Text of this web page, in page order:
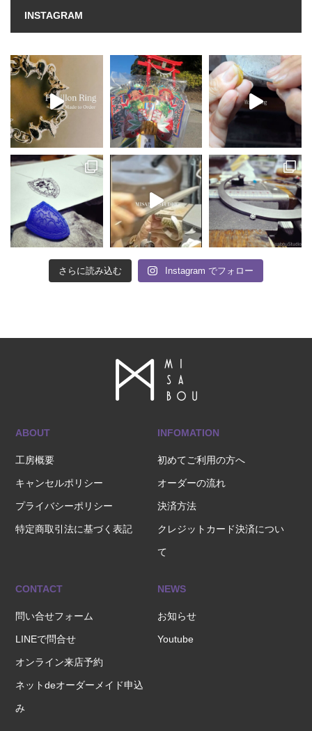
INSTAGRAM
さらに読み込む Instagram でフォロー
ABOUT
工房概要
キャンセルポリシー
プライバシーポリシー
特定商取引法に基づく表記
INFOMATION
初めてご利用の方へ
オーダーの流れ
決済方法
クレジットカード決済につい
て
CONTACT
問い合せフォーム
LINEで問合せ
オンライン来店予約
ネットdeオーダーメイド申込
み
NEWS
お知らせ
Youtube